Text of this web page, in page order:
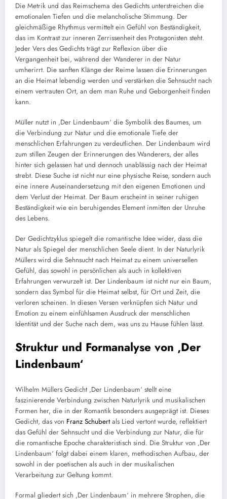
Die Metrik und das Reimschema des Gedichts unterstreichen die
emotionalen Tiefen und die melancholische Stimmung. Der
gleichmäßige Rhythmus vermittelt ein Gefühl von Beständigkeit,
das im Kontrast zur inneren Zerrissenheit des Protagonisten steht.
Jeder Vers des Gedichts trägt zur Reflexion über die
Vergangenheit bei, während der Wanderer in der Natur
umherirrt. Die sanften Klänge der Reime lassen die Erinnerungen
an die Heimat lebendig werden und verstärken die Sehnsucht nach
einem vertrauten Ort, an dem man Ruhe und Geborgenheit finden
kann.
Müller nutzt in ‚Der Lindenbaum‘ die Symbolik des Baumes, um
die Verbindung zur Natur und die emotionale Tiefe der
menschlichen Erfahrungen zu verdeutlichen. Der Lindenbaum wird
zum stillen Zeugen der Erinnerungen des Wanderers, der alles
hinter sich gelassen hat und dennoch unablässig nach der Heimat
strebt. Diese Suche ist nicht nur eine physische Reise, sondern auch
eine innere Auseinandersetzung mit den eigenen Emotionen und
dem Verlust der Heimat. Der Baum erscheint in seiner ruhigen
Beständigkeit wie ein beruhigendes Element inmitten der Unruhe
des Lebens.
Der Gedichtzyklus spiegelt die romantische Idee wider, dass die
Natur als Spiegel der menschlichen Seele dient. In der Naturlyrik
Müllers wird die Sehnsucht nach Heimat zu einem universellen
Gefühl, das sowohl in persönlichen als auch in kollektiven
Erfahrungen verwurzelt ist. Der Lindenbaum ist nicht nur ein Baum,
sondern das Symbol für die Heimat selbst, für Ort und Zeit, die
verloren scheinen. In diesen Versen verknüpfen sich Natur und
Emotion zu einem einfühlsamen Ausdruck der menschlichen
Identität und der Suche nach dem, was uns zu Hause fühlen lässt.
Struktur und Formanalyse von ‚Der
Lindenbaum‘
Wilhelm Müllers Gedicht ‚Der Lindenbaum‘ stellt eine
faszinierende Verbindung zwischen Naturlyrik und musikalischen
Formen her, die in der Romantik besonders ausgeprägt ist. Dieses
Gedicht, das von Franz Schubertals Lied vertont wurde, reflektiert
das Gefühl der Sehnsucht und die Verbindung zur Natur, die für
die romantische Epoche charakteristisch sind. Die Struktur von ‚Der
Lindenbaum‘ folgt dabei einem klaren, methodischen Aufbau, der
sowohl in der poetischen als auch in der musikalischen
Verarbeitung zur Geltung kommt.
Formal gliedert sich ‚Der Lindenbaum‘ in mehrere Strophen, die